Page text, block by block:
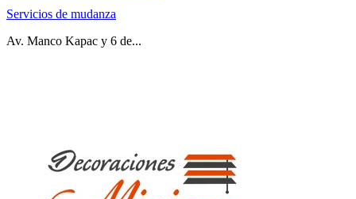
Servicios de mudanza
Av. Manco Kapac y 6 de...